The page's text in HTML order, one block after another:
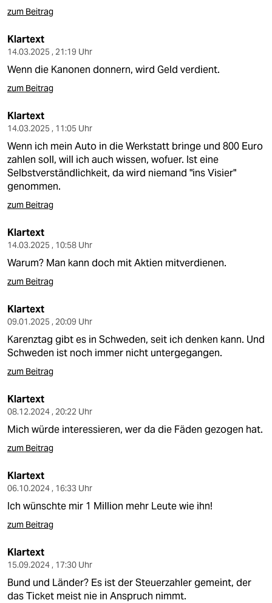
zum Beitrag
Klartext
14.03.2025 , 21:19 Uhr
Wenn die Kanonen donnern, wird Geld verdient.
zum Beitrag
Klartext
14.03.2025 , 11:05 Uhr
Wenn ich mein Auto in die Werkstatt bringe und 800 Euro
zahlen soll, will ich auch wissen, wofuer. Ist eine
Selbstverständlichkeit, da wird niemand "ins Visier"
genommen.
zum Beitrag
Klartext
14.03.2025 , 10:58 Uhr
Warum? Man kann doch mit Aktien mitverdienen.
zum Beitrag
Klartext
09.01.2025 , 20:09 Uhr
Karenztag gibt es in Schweden, seit ich denken kann. Und
Schweden ist noch immer nicht untergegangen.
zum Beitrag
Klartext
08.12.2024 , 20:22 Uhr
Mich würde interessieren, wer da die Fäden gezogen hat.
zum Beitrag
Klartext
06.10.2024 , 16:33 Uhr
Ich wünschte mir 1 Million mehr Leute wie ihn!
zum Beitrag
Klartext
15.09.2024 , 17:30 Uhr
Bund und Länder? Es ist der Steuerzahler gemeint, der
das Ticket meist nie in Anspruch nimmt.